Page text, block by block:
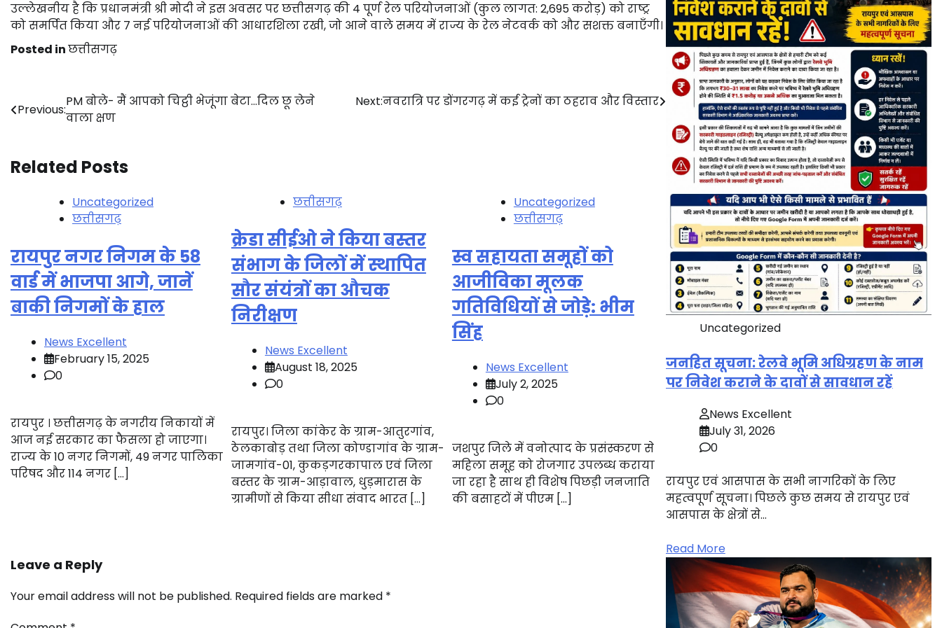
उल्लेखनीय है कि प्रधानमंत्री श्री मोदी ने इस अवसर पर छत्तीसगढ़ की 4 पूर्ण रेल परियोजनाओं (कुल लागत: ₹2,695 करोड़) को राष्ट्र
को समर्पित किया और 7 नई परियोजनाओं की आधारशिला रखी, जो आने वाले समय में राज्य के रेल नेटवर्क को और सशक्त बनाएँगी।
Posted inछत्तीसगढ़
Post
navigation
Previous:
PM बोले- मैं आपको चिट्ठी भेजूंगा बेटा…दिल छू लेने
वाला क्षण
Next:नवरात्रि पर डोंगरगढ़ में कई ट्रेनों का ठहराव और विस्तार
Related Posts
Uncategorized
छत्तीसगढ़
रायपुर नगर निगम के 58
वार्ड में भाजपा आगे, जानें
बाकी निगमों के हाल
News Excellent
February 15, 2025
0
रायपुर । छत्तीसगढ़ के नगरीय निकायों में
आज नई सरकार का फैसला हो जाएगा।
राज्य के 10 नगर निगमों, 49 नगर पालिका
परिषद और 114 नगर […]
छत्तीसगढ़
क्रेडा सीईओ ने किया बस्तर
संभाग के जिलों में स्थापित
सौर संयंत्रों का औचक
निरीक्षण
News Excellent
August 18, 2025
0
रायपुर। जिला कांकेर के ग्राम-आतुरगांव,
ठेलकाबोड़ तथा जिला कोण्डागांव के ग्राम-
जामगांव-01, कुकड़गरकापाल एवं जिला
बस्तर के ग्राम-आड़ावाल, धुड़मारास के
ग्रामीणों से किया सीधा संवाद भारत […]
Uncategorized
छत्तीसगढ़
स्व सहायता समूहों को
आजीविका मूलक
गतिविधियों से जोड़े: भीम
सिंह
News Excellent
July 2, 2025
0
जशपुर जिले में वनोत्पाद के प्रसंस्करण से
महिला समूह को रोजगार उपलब्ध कराया
जा रहा है साथ ही विशेष पिछड़ी जनजाति
की बसाहटों में पीएम […]
Leave a Reply
Your email address will not be published. Required fields are marked *
Uncategorized
जनहित सूचना: रेलवे भूमि अधिग्रहण के नाम
पर निवेश कराने के दावों से सावधान रहें
News Excellent
July 31, 2026
0
रायपुर एवं आसपास के सभी नागरिकों के लिए
महत्वपूर्ण सूचना। पिछले कुछ समय से रायपुर एवं
आसपास के क्षेत्रों से…
Read More